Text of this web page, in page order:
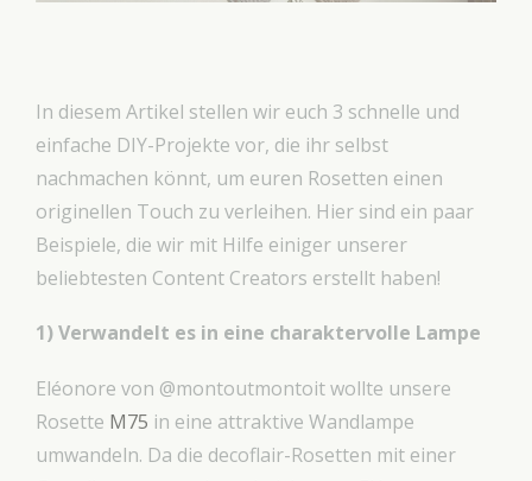
In diesem Artikel stellen wir euch 3 schnelle und
einfache DIY-Projekte vor, die ihr selbst
nachmachen könnt, um euren Rosetten einen
originellen Touch zu verleihen. Hier sind ein paar
Beispiele, die wir mit Hilfe einiger unserer
beliebtesten Content Creators erstellt haben!
1) Verwandelt es in eine charaktervolle Lampe
Eléonore von @montoutmontoit wollte unsere
Rosette M75 in eine attraktive Wandlampe
umwandeln. Da die decoflair-Rosetten mit einer